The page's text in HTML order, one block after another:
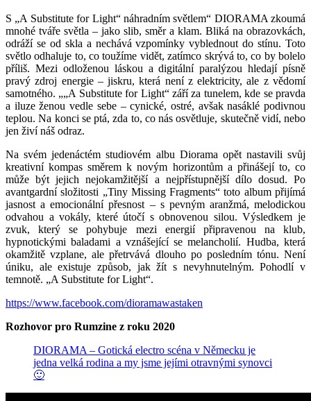
S „A Substitute for Light“ náhradním světlem“ DIORAMA zkoumá
mnohé tváře světla – jako slib, směr a klam. Bliká na obrazovkách,
odráží se od skla a nechává vzpomínky vyblednout do stínu. Toto
světlo odhaluje to, co toužíme vidět, zatímco skrývá to, co by bolelo
příliš. Mezi odloženou láskou a digitální paralýzou hledají písně
pravý zdroj energie – jiskru, která není z elektricity, ale z vědomí
samotného. „„A Substitute for Light“ září za tunelem, kde se pravda
a iluze ženou vedle sebe – cynické, ostré, avšak nasáklé podivnou
teplou. Na konci se ptá, zda to, co nás osvětluje, skutečně vidí, nebo
jen živí náš odraz.
Na svém jedenáctém studiovém albu Diorama opět nastavili svůj
kreativní kompas směrem k novým horizontům a přinášejí to, co
může být jejich nejokamžitější a nejpřístupnější dílo dosud. Po
avantgardní složitosti „Tiny Missing Fragments“ toto album přijímá
jasnost a emocionální přesnost – s pevným aranžmá, melodickou
odvahou a vokály, které útočí s obnovenou silou. Výsledkem je
zvuk, který se pohybuje mezi energií připravenou na klub,
hypnotickými baladami a vznášející se melancholií. Hudba, která
okamžitě vzplane, ale přetrvává dlouho po posledním tónu. Není
úniku, ale existuje způsob, jak žít s nevyhnutelným. Pohodlí v
temnotě. „A Substitute for Light“.
https://www.facebook.com/dioramawastaken
Rozhovor pro Rumzine z roku 2020
DIORAMA – Gotická electro scéna v Německu je
jedna velká rodina a my jsme jejími otravnými synovci
🙂